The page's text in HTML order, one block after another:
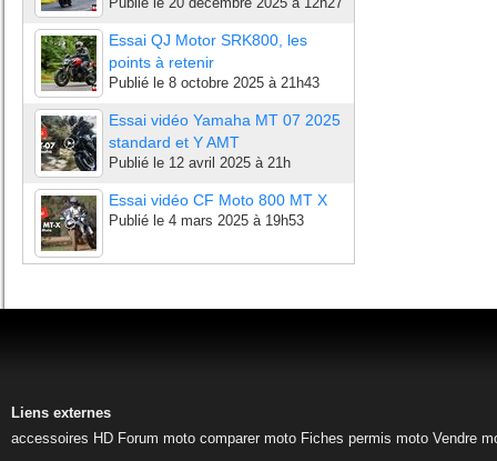
Essai QJ Motor SRK800, les
points à retenir
Publié le 8 octobre 2025 à 21h43
Essai vidéo Yamaha MT 07 2025
standard et Y AMT
Publié le 12 avril 2025 à 21h
Essai vidéo CF Moto 800 MT X
Publié le 4 mars 2025 à 19h53
Liens externes
accessoires HD Forum moto comparer moto Fiches permis moto Vendre